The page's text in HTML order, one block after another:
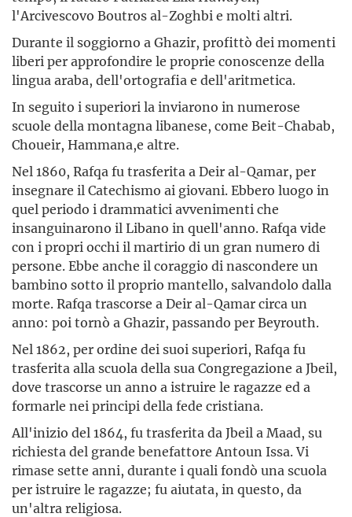
l'Arcivescovo Boutros al-Zoghbi e molti altri.
Durante il soggiorno a Ghazir, profittò dei momenti
liberi per approfondire le proprie conoscenze della
lingua araba, dell'ortografia e dell'aritmetica.
In seguito i superiori la inviarono in numerose
scuole della montagna libanese, come Beit-Chabab,
Choueir, Hammana,e altre.
Nel 1860, Rafqa fu trasferita a Deir al-Qamar, per
insegnare il Catechismo ai giovani. Ebbero luogo in
quel periodo i drammatici avvenimenti che
insanguinarono il Libano in quell'anno. Rafqa vide
con i propri occhi il martirio di un gran numero di
persone. Ebbe anche il coraggio di nascondere un
bambino sotto il proprio mantello, salvandolo dalla
morte. Rafqa trascorse a Deir al-Qamar circa un
anno: poi tornò a Ghazir, passando per Beyrouth.
Nel 1862, per ordine dei suoi superiori, Rafqa fu
trasferita alla scuola della sua Congregazione a Jbeil,
dove trascorse un anno a istruire le ragazze ed a
formarle nei principi della fede cristiana.
All'inizio del 1864, fu trasferita da Jbeil a Maad, su
richiesta del grande benefattore Antoun Issa. Vi
rimase sette anni, durante i quali fondò una scuola
per istruire le ragazze; fu aiutata, in questo, da
un'altra religiosa.